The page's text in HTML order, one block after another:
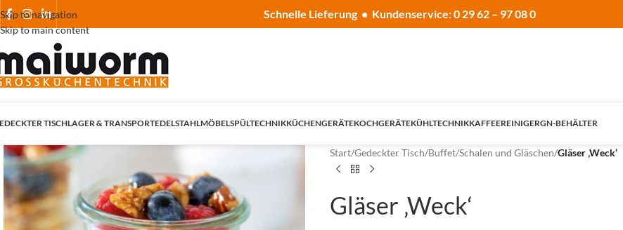
Skip to navigation
Skip to main content
Schnelle Lieferung • Kundenservice: 0 29 62 – 97 08 0
TISCHLAGER & TRANSPORTEDELSTAHLMÖBELSPÜLTECHNIKKÜCHENGERÄTEKOCHGERÄTEKÜHLTECHNIKKAFFEEREINIGERGN-BEHÄLTER
Start/Gedeckter Tisch/Buffet/Schalen und Gläschen/Gläser ‚Weck‘
Gläser ‚Weck‘